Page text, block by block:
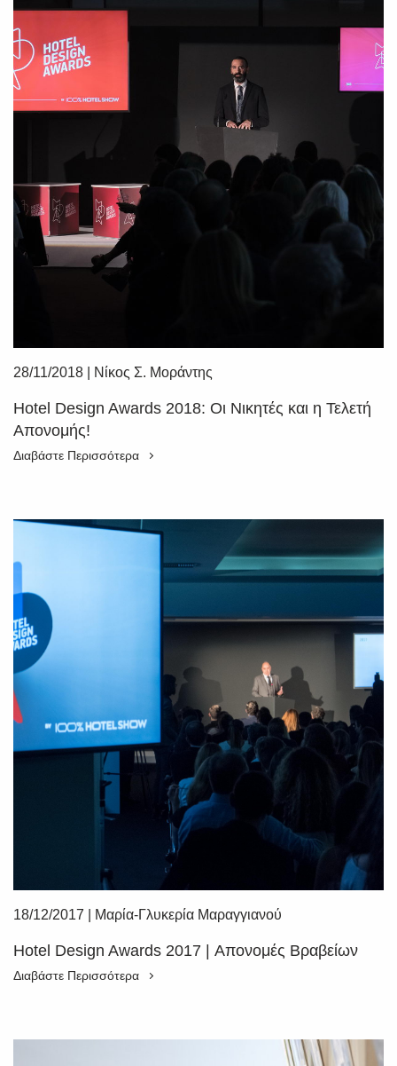
28/11/2018 Νίκος Σ. Μοράντης
Hotel Design Awards 2018: Οι Νικητές και η Τελετή
Απονομής!
Διαβάστε Περισσότερα
18/12/2017 Μαρία-Γλυκερία Μαραγγιανού
Hotel Design Awards 2017 | Απονομές Βραβείων
Διαβάστε Περισσότερα